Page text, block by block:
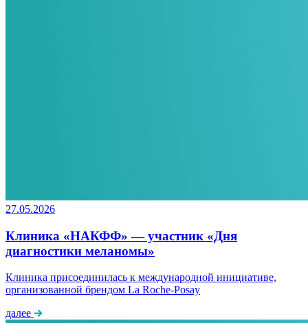
27.05.2026
Клиника «НАКФФ» — участник «Дня
диагностики меланомы»
Клиника присоединилась к международной инициативе,
организованной брендом La Roche-Posay
далее